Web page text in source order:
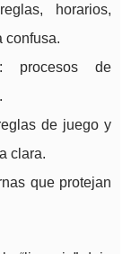
horarios,
confusa.
: procesos de
de juego y
clara.
que protejan